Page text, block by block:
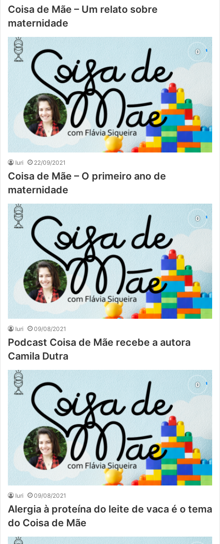
Coisa de Mãe – Um relato sobre
maternidade
Iuri 22/09/2021
Coisa de Mãe – O primeiro ano de
maternidade
Iuri 09/08/2021
Podcast Coisa de Mãe recebe a autora
Camila Dutra
Iuri 09/08/2021
Alergia à proteína do leite de vaca é o tema
do Coisa de Mãe